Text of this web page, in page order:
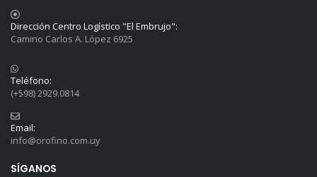
Dirección Centro Logístico "El Embrujo":
Camino Carlos A. López 6925
Teléfono:
(+598) 2929.0814
Email:
info@orofino.com.uy
SÍGANOS